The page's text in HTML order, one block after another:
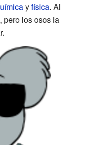
yfísica. Al
pero los osos la